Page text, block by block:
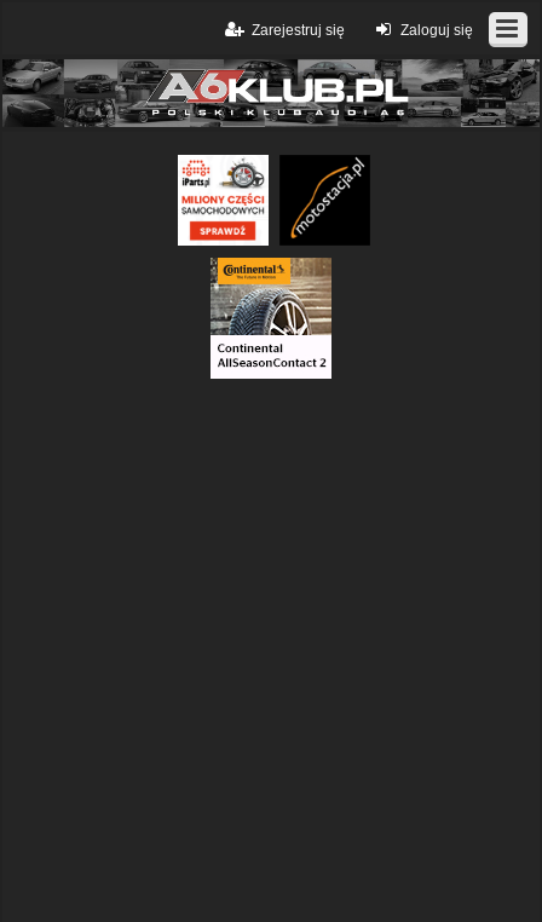
Zaloguj się
Zarejestruj się